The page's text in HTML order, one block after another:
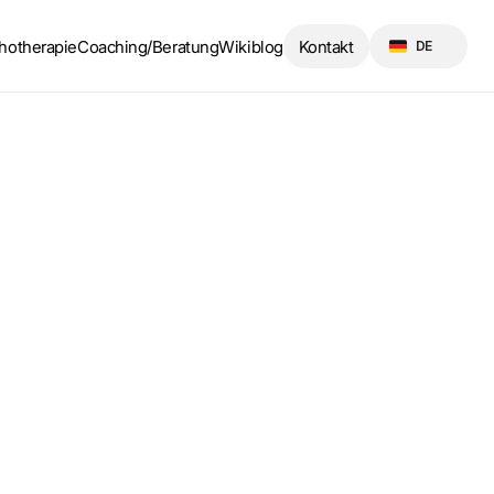
Coaching/BeratungWikiblog Kontakt DE